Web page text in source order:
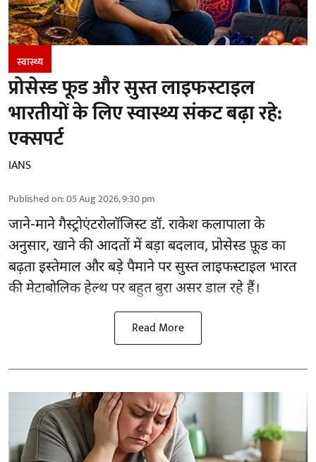
स्वास्थ्य
प्रोसेस्ड फूड और सुस्त लाइफस्टाइल
भारतीयों के लिए स्वास्थ्य संकट बढ़ा रहे:
एक्सपर्ट
IANS
Published on:05 Aug 2026, 9:30 pm
जाने-माने गैस्ट्रोएंटरोलॉजिस्ट डॉ. राकेश कलापाला के
अनुसार, खाने की आदतोंमें बड़ा बदलाव, प्रोसेस्ड फ़ूड का
बढ़ता इस्तेमाल और बड़े पैमाने पर सुस्त लाइफस्टाइल भारत
की मेटाबोलिक हेल्थ पर बहुत बुरा असर डाल रहे हैं।
Read More